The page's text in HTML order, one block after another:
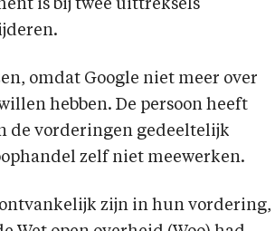
is bij twee uittreksels
omdat Google niet meer over
hebben. De persoon heeft
de vorderingen gedeeltelijk
zelf niet meewerken.
zijn in hun vordering,